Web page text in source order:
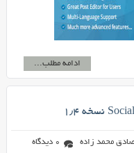
ادامه مطلب...
محمد زاده 0 دیدگاه